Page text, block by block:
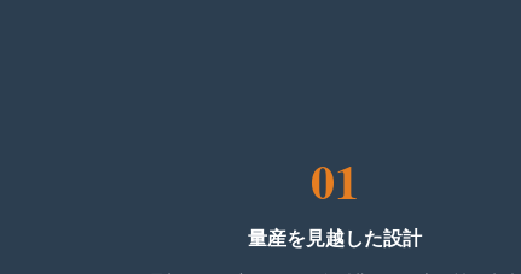
01
量産を見越した設計